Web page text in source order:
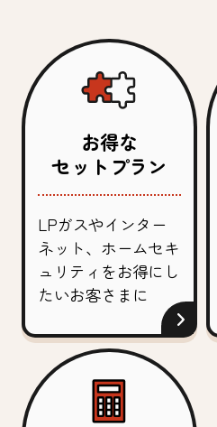
お得な
セットプラン
LPガスやインター
ネット、ホームセキ
ュリティをお得にし
たいお客さまに